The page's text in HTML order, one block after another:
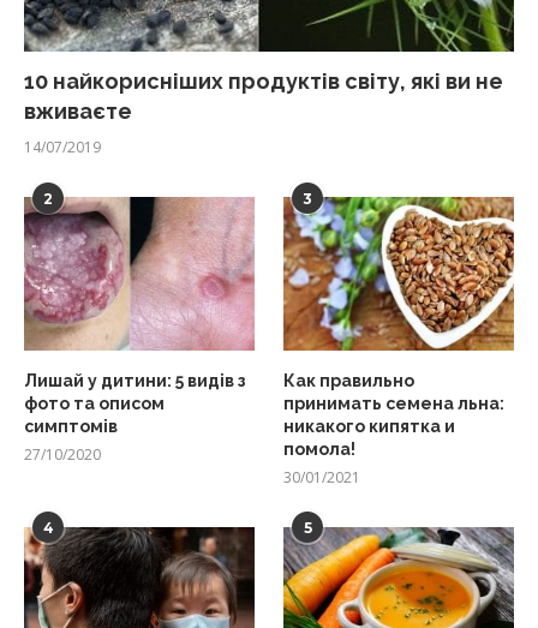
10 найкорисніших продуктів світу, які ви не
вживаєте
14/07/2019
2
Лишай у дитини: 5 видів з
фото та описом
симптомів
27/10/2020
3
Как правильно
принимать семена льна:
никакого кипятка и
помола!
30/01/2021
4 5